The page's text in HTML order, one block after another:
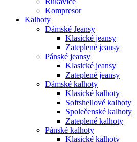
Kompresor
Kalhoty
Dámské Jeansy
Klasické jeansy
Zateplené jeansy
Pánské jeansy
Klasické jeansy
Zateplené jeansy
Dámské kalhoty
Klasické kalhoty
Softshellové kalhoty
Společenské kalhoty
Zateplené kalhoty
Pánské kalhoty
Klasické kalhoty